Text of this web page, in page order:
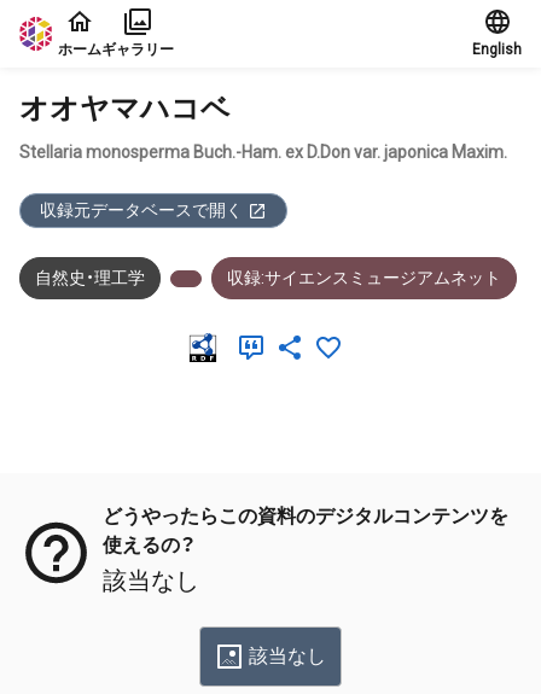
本文に飛ぶ
ホームギャラリー English
オオヤマハコベ
Stellaria monosperma Buch.-Ham. ex D.Don var. japonica Maxim.
収録元データベースで開く
自然史・理工学 収録:サイエンスミュージアムネット
どうやったらこの資料のデジタルコンテンツを
使えるの？
該当なし
該当なし